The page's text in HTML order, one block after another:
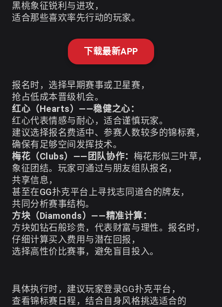
黑桃象征锐利与进攻，
适合那些喜欢率先行动的玩家。
下载最新APP
报名时，选择早期赛事或卫星赛，
抢占低成本晋级机会。
红心（Hearts）——稳健之心：
红心代表情感与耐心，适合谨慎玩家。
建议选择报名费适中、参赛人数较多的锦标赛，
确保有足够空间发挥技术。
梅花（Clubs）——团队协作： 梅花形似三叶草，
象征团结。玩家可通过与朋友组队报名，
共享信息，
甚至在GG扑克平台上寻找志同道合的牌友，
共同分析赛事结构。
方块（Diamonds）——精准计算：
方块如钻石般珍贵，代表财富与理性。报名时，
仔细计算买入费用与潜在回报，
选择高性价比赛事，避免盲目投入。
具体执行时，建议玩家登录GG扑克平台，
查看锦标赛日程，结合自身风格挑选适合的